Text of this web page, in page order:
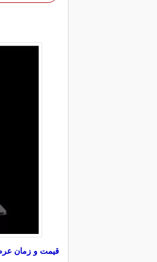
قیمت و زمان